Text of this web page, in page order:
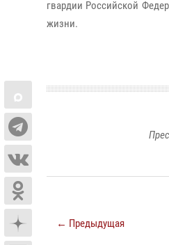
гвардии Российской
жизни.
← Предыдущая